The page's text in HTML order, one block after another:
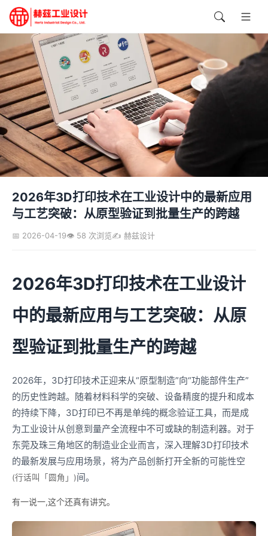
2026年3D打印技术在工业设计中的最新应用
与工艺突破：从原型验证到批量生产的跨越
📅 2026-04-19👁️ 58 次浏览✍️ 赫兹设计
2026年3D打印技术在工业设计
中的最新应用与工艺突破：从原
型验证到批量生产的跨越
2026年，3D打印技术正迎来从“原型制造”向“功能部件生产”
的历史性跨越。随着材料科学的突破、设备精度的提升和成本
的持续下降，3D打印已不再是单纯的概念验证工具，而是成
为工业设计从创意到量产全流程中不可或缺的制造利器。对于
东莞及珠三角地区的制造业企业而言，深入理解3D打印技术
的最新发展与应用场景，将为产品创新打开全新的可能性空
(行话叫「圆角」)间。
有一说一,这个还真有讲究。